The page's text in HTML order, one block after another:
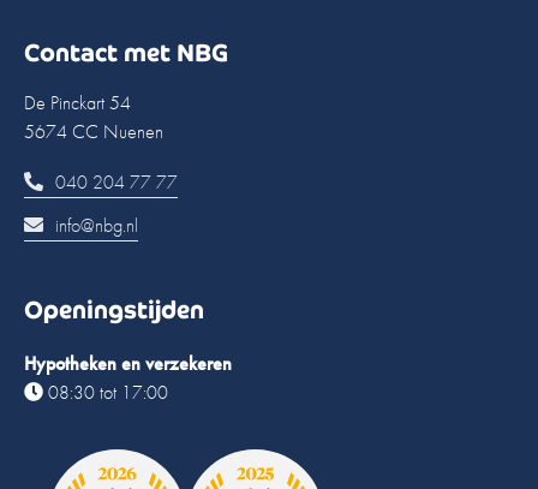
Contact met NBG
De Pinckart 54
5674 CC Nuenen
040 204 77 77
info@nbg.nl
Openingstijden
Hypotheken en verzekeren
08:30 tot 17:00